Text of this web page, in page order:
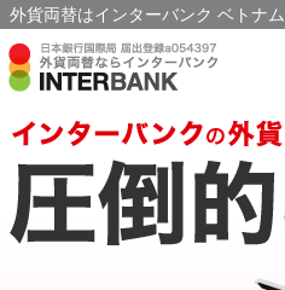
外貨両替はインターバンク ベトナ